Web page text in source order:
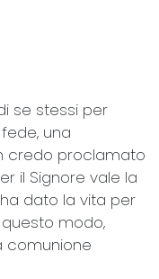
se stessi per
una
credo proclamato
il Signore vale la
dato la vita per
modo,
comunione